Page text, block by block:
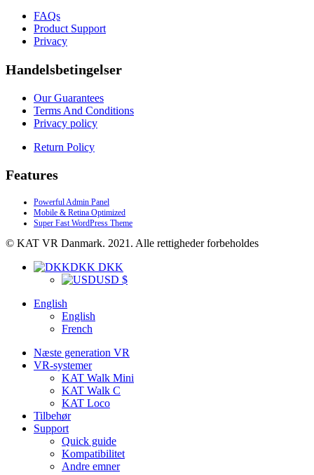
FAQs
Product Support
Privacy
Handelsbetingelser
Our Guarantees
Terms And Conditions
Privacy policy
Return Policy
Features
Powerful Admin Panel
Mobile & Retina Optimized
Super Fast WordPress Theme
© KAT VR Danmark. 2021. Alle rettigheder forbeholdes
DKK DKK
USD $
English
English
French
Næste generation VR
VR-systemer
KAT Walk Mini
KAT Walk C
KAT Loco
Tilbehør
Support
Quick guide
Kompatibilitet
Andre emner